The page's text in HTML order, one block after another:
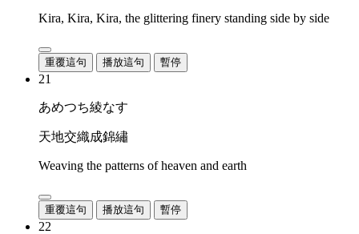
Kira, Kira, Kira, the glittering finery standing side by side
重覆這句 播放這句 暫停
21
あめつち綾なす
天地交織成錦繡
Weaving the patterns of heaven and earth
重覆這句 播放這句 暫停
22